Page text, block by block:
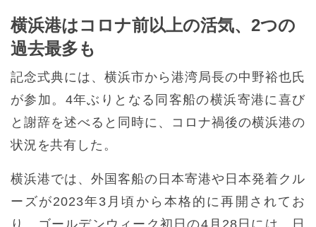
横浜港はコロナ前以上の活気、2つの
過去最多も
記念式典には、横浜市から港湾局長の中野裕也氏
が参加。4年ぶりとなる同客船の横浜寄港に喜び
と謝辞を述べると同時に、コロナ禍後の横浜港の
状況を共有した。
横浜港では、外国客船の日本寄港や日本発着クル
ーズが2023年3月頃から本格的に再開されてお
り、ゴールデンウィーク初日の4月28日には、日